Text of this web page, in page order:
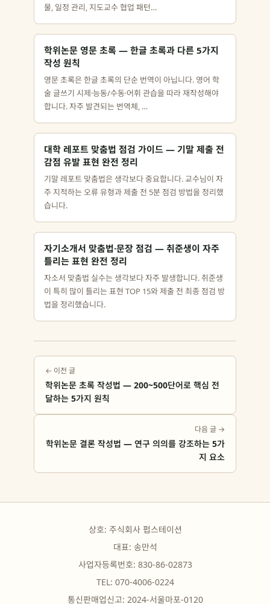
물, 일정 관리, 지도교수 협업 패턴…
학위논문 영문 초록 — 한글 초록과 다른 5가지
작성 원칙
영문 초록은 한글 초록의 단순 번역이 아닙니다. 영어 학
술 글쓰기 시제·능동/수동·어휘 관습을 따라 재작성해야
합니다. 자주 발견되는 번역체, …
대학 레포트 맞춤법 점검 가이드 — 기말 제출 전
감점 유발 표현 완전 정리
기말 레포트 맞춤법은 생각보다 중요합니다. 교수님이 자
주 지적하는 오류 유형과 제출 전 5분 점검 방법을 정리했
습니다.
자기소개서 맞춤법·문장 점검 — 취준생이 자주
틀리는 표현 완전 정리
자소서 맞춤법 실수는 생각보다 자주 발생합니다. 취준생
이 특히 많이 틀리는 표현 TOP 15와 제출 전 최종 점검 방
법을 정리했습니다.
← 이전 글
학위논문 초록 작성법 — 200~500단어로 핵심 전
달하는 5가지 원칙
다음 글 →
학위논문 결론 작성법 — 연구 의의를 강조하는 5가
지 요소
상호: 주식회사 펍스테이션
대표: 송만석
사업자등록번호: 830-86-02873
TEL: 070-4006-0224
통신판매업신고: 2024-서울마포-0120